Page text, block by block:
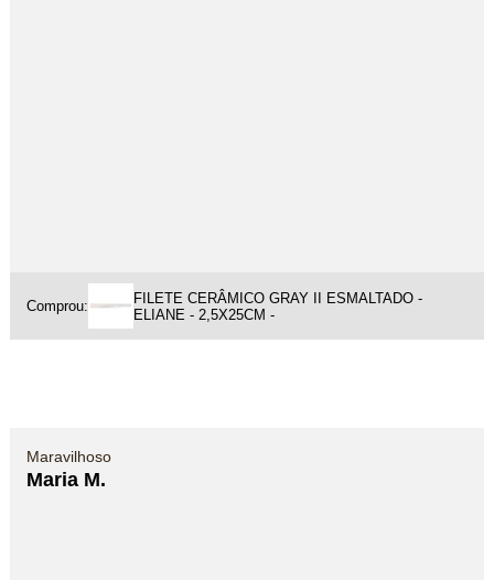
Comprou:
FILETE CERÂMICO GRAY II ESMALTADO -
ELIANE - 2,5X25CM -
Maravilhoso
Maria M.